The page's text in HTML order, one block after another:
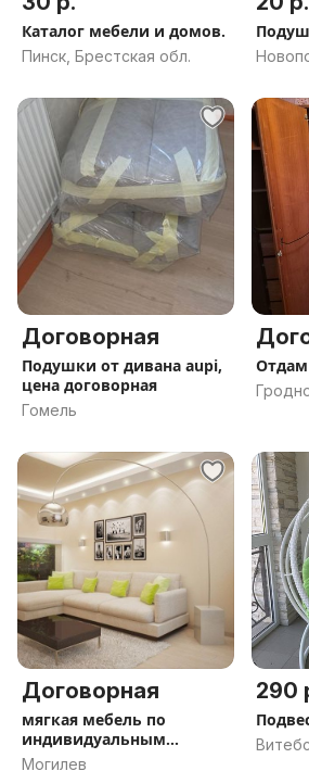
Каталог мебели и домов.
Пинск, Брестская обл.
Договорная
Подушки от дивана aupi,
цена договорная
Гомель
Договорная
мягкая мебель по
индивидуальным
размерам
Могилев
290